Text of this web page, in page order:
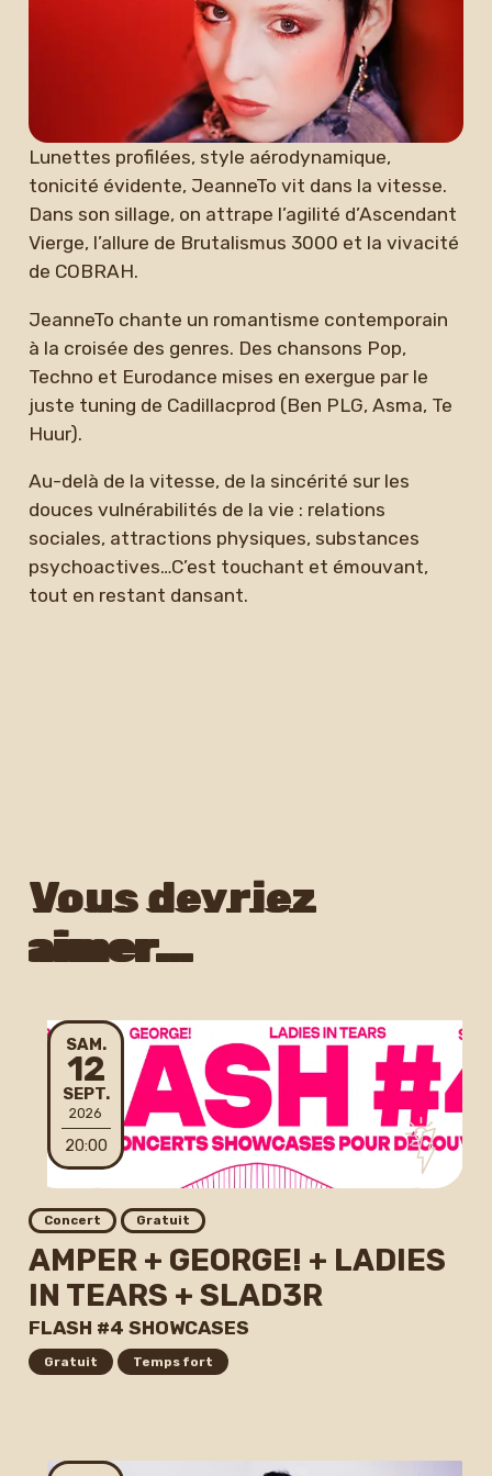
Lunettes profilées, style aérodynamique,
tonicité évidente, JeanneTo vit dans la vitesse.
Dans son sillage, on attrape l’agilité d’Ascendant
Vierge, l’allure de Brutalismus 3000 et la vivacité
de COBRAH.
JeanneTo chante un romantisme contemporain
à la croisée des genres. Des chansons Pop,
Techno et Eurodance mises en exergue par le
juste tuning de Cadillacprod (Ben PLG, Asma, Te
Huur).
Au-delà de la vitesse, de la sincérité sur les
douces vulnérabilités de la vie : relations
sociales, attractions physiques, substances
psychoactives…C’est touchant et émouvant,
tout en restant dansant.
Vous devriez
aimer…
SAMEDI
SAM.
12
SEPTEMBRE
SEPT.
2026
20:00
Concert Gratuit
AMPER + GEORGE! + LADIES
IN TEARS + SLAD3R
FLASH #4 SHOWCASES
Gratuit Temps fort